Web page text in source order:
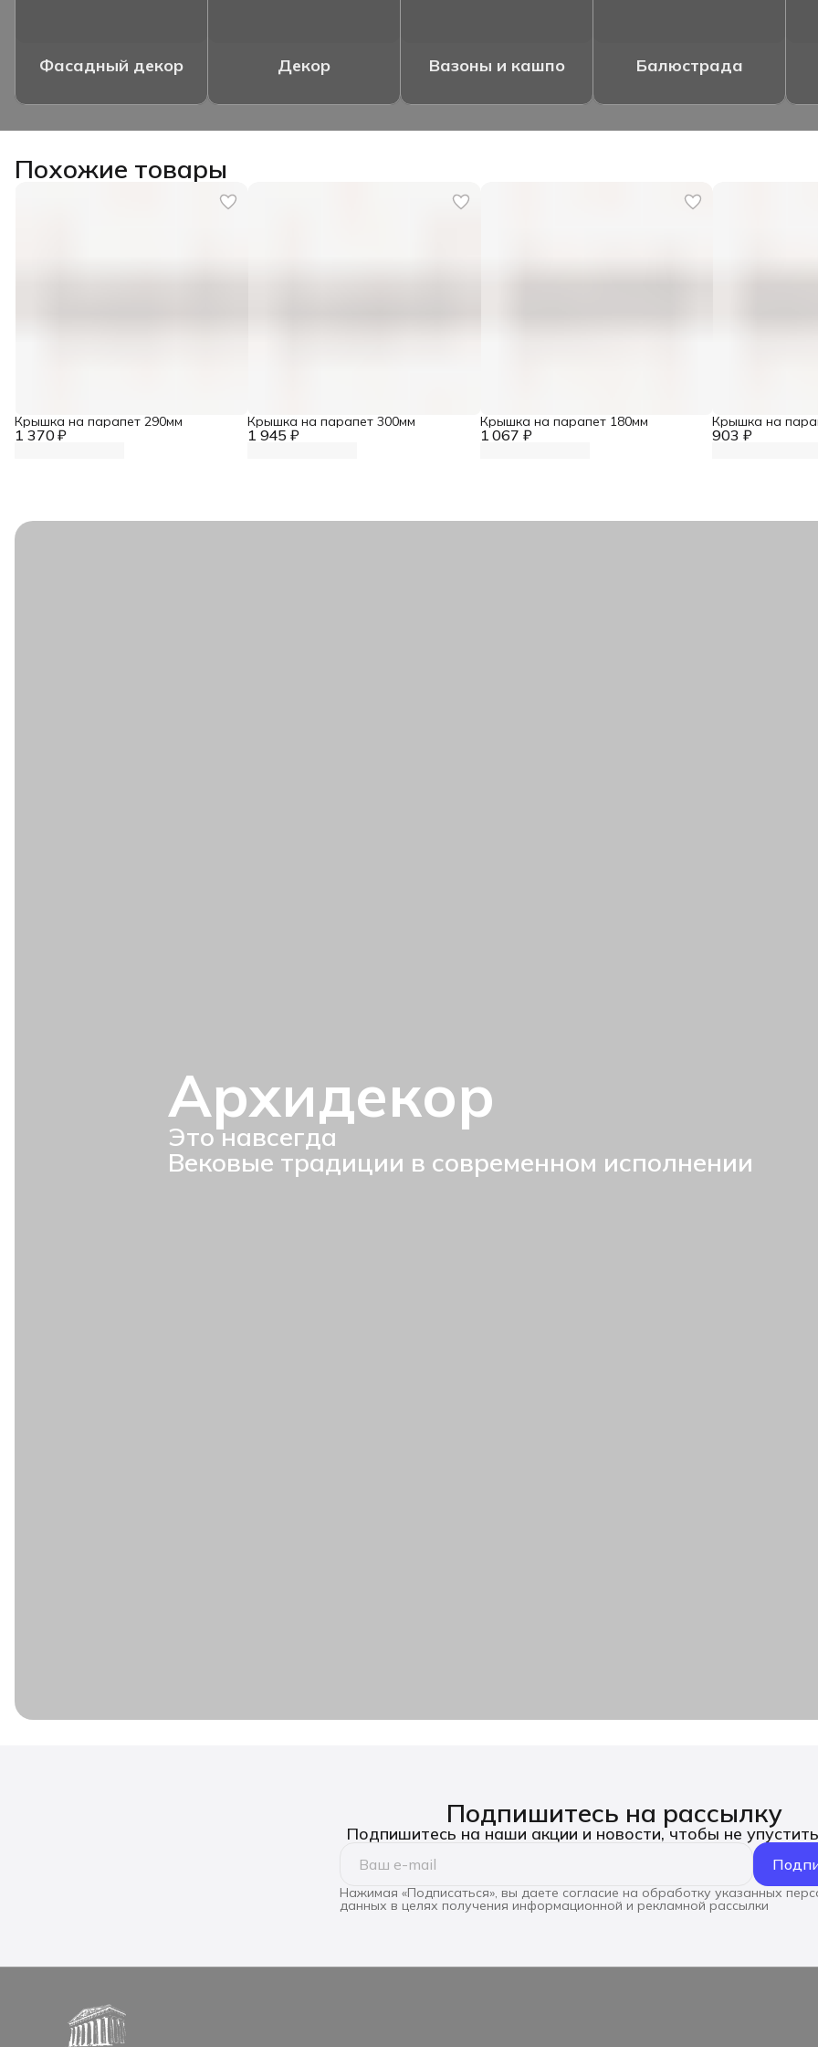
Фасадный декор Декор Вазоны и кашпо Балюстрада
Похожие товары
1 370 ₽
Крышка на парапет 290мм
1 945 ₽
Крышка на парапет 300мм
1 067 ₽
Крышка на парапет 180мм
903 ₽
Крышка на
Архидекор
Это навсегда
Вековые традиции в современном исполнении
Подпишитесь на рассылку
Подпишитесь на наши акции и новости, чтобы не
Нажимая «Подписаться», вы даете согласие на обработку указанных
данных в целях получения информационной и рекламной рассылки